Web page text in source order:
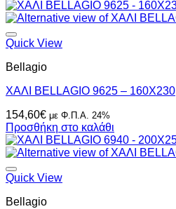
Quick View
Bellagio
ΧΑΛΙ BELLAGIO 9625 – 160X230
154,60€ με Φ.Π.Α. 24%
Προσθήκη στο καλάθι
Quick View
Bellagio